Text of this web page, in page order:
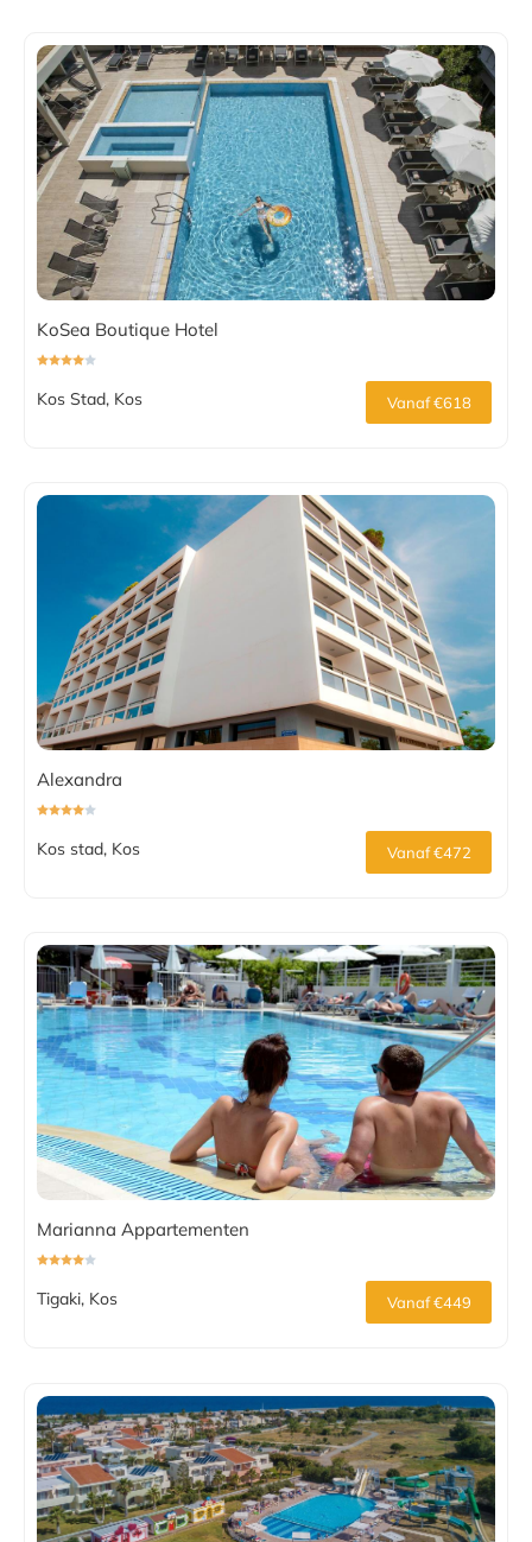
KoSea Boutique Hotel
Kos Stad, Kos Vanaf €618
Alexandra
Kos stad, Kos Vanaf €472
Marianna Appartementen
Tigaki, Kos Vanaf €449